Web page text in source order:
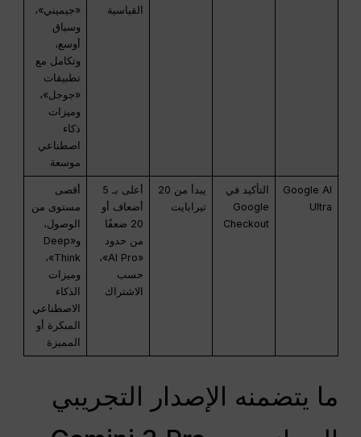
القياسية
«جيميني»،
وسياق
أوسع،
وتكامل مع
تطبيقات
«جوجل»،
وميزات
ذكاء
اصطناعي
موسعة
Google AI
Ultra
التأكيد في
Google
Checkout
يبدأ من 20
تيرابايت
أعلى بـ 5
أضعاف أو
20 ضعفًا
من حدود
«AI Pro»،
حسب
الاشتراك
أقصى
مستوى من
الوصول،
و«Deep
Think»،
وميزات
الذكاء
الاصطناعي
المبكرة أو
المميزة
ما يتضمنه الإصدار التجريبي